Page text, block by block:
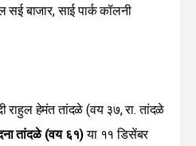
सई बाजार, साई पार्क कॉलनी
राहुल हेमंत तांदळे (वय ३७, रा. तांदळे
तांदळे (वय ६१)या ११ डिसेंबर